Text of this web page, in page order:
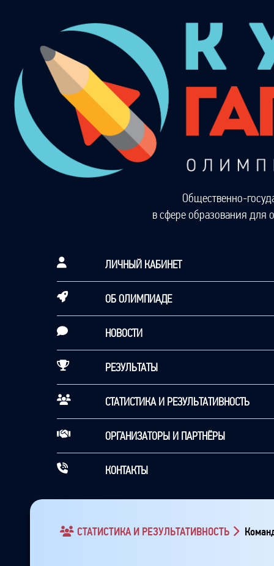
Общественно-
в сфере образования для
ЛИЧНЫЙ КАБИНЕТ
ОБ ОЛИМПИАДЕ
НОВОСТИ
РЕЗУЛЬТАТЫ
СТАТИСТИКА И РЕЗУЛЬТАТИВНОСТЬ
ОРГАНИЗАТОРЫ И ПАРТНЁРЫ
КОНТАКТЫ
СТАТИСТИКА И РЕЗУЛЬТАТИВНОСТЬ